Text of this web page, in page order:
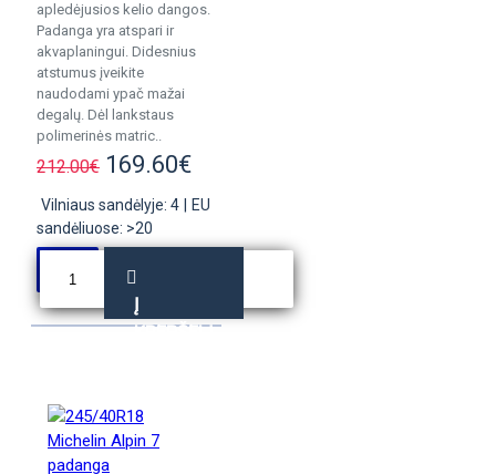
apledėjusios kelio dangos.
Padanga yra atspari ir
akvaplaningui. Didesnius
atstumus įveikite
naudodami ypač mažai
degalų. Dėl lankstaus
polimerinės matric..
212.00€ 169.60€
Vilniaus sandėlyje: 4
EU
sandėliuose: >20
Į
KREPŠELĮ